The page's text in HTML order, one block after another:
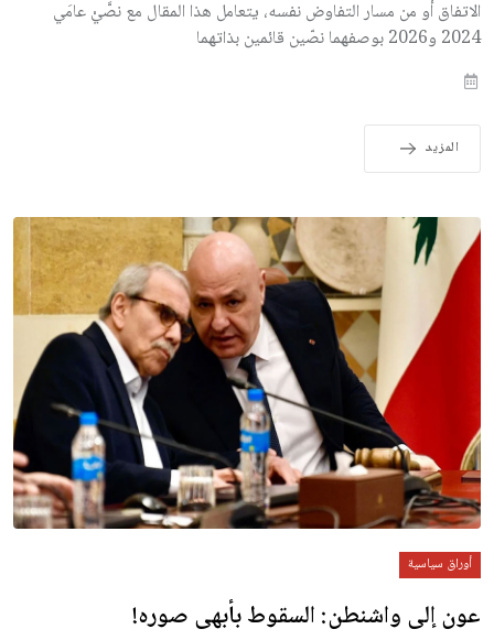
الاتفاق أو من مسار التفاوض نفسه، يتعامل هذا المقال مع نصَّيْ عامَي
2024 و2026 بوصفهما نصّين قائمين بذاتهما
المزيد
أوراق سياسية
عون إلى واشنطن: السقوط بأبهى صوره!